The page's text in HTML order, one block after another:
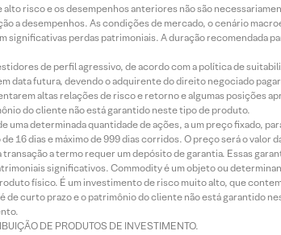
risco e os desempenhos anteriores não são
a desempenhos. As condições de mercado, o cenário
perdas patrimoniais. A duração recomendada
de perfil agressivo, de acordo com a política de
data futura, devendo o adquirente do direito negociado
altas relações de risco e retorno e algumas posições
do cliente não está garantido neste tipo de produto.
determinada quantidade de ações, a um preço fixado,
dias e máximo de 999 dias corridos. O preço será o valor
a termo requer um depósito de garantia. Essas
significativos. Commodity é um objeto ou
físico. É um investimento de risco muito alto, que
de curto prazo e o patrimônio do cliente não está garantido
DE PRODUTOS DE INVESTIMENTO.